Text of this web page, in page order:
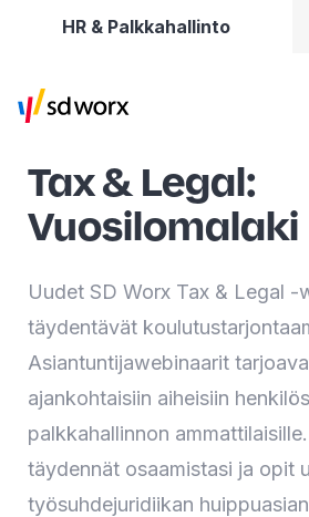
HR & Palkkahallinto
Tax & Legal:
Vuosilomalaki
Uudet SD Worx Tax & Legal -
täydentävät
Asiantuntijawebinaarit
ajankohtaisiin aiheisiin
palkkahallinnon
täydennät osaamistasi ja opit
työsuhdejuridiikan